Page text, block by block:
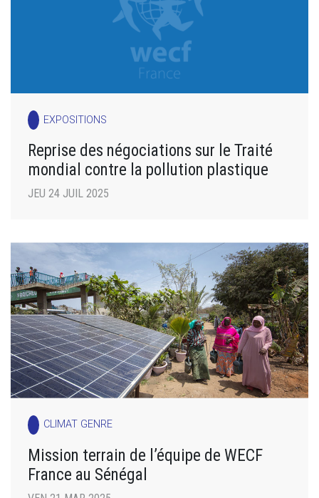
EXPOSITIONS
Reprise des négociations sur le Traité
mondial contre la pollution plastique
JEU 24 JUIL 2025
CLIMAT GENRE
Mission terrain de l’équipe de WECF
France au Sénégal